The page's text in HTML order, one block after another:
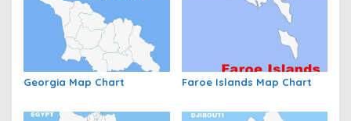
Georgia Map Chart Faroe Islands Map Chart